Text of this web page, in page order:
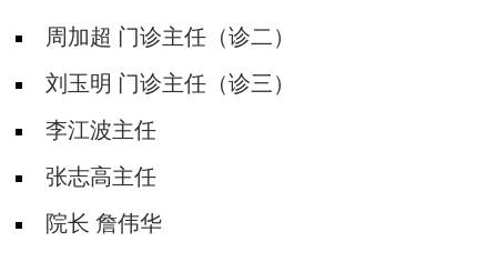
周加超 门诊主任（诊二）
刘玉明 门诊主任（诊三）
李江波主任
张志高主任
院长 詹伟华